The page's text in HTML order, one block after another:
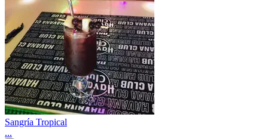
Sangría Tropical
...